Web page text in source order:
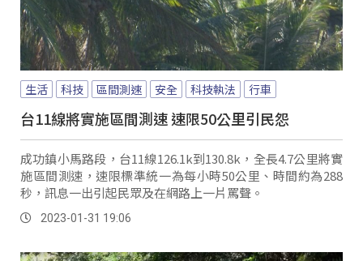
生活 科技 區間測速 安全 科技執法 行車
台11線將實施區間測速 速限50公里引民怨
成功鎮小馬路段，台11線126.1k到130.8k，全長4.7公里將實
施區間測速，速限標準統一為每小時50公里、時間約為288
秒，訊息一出引起民眾及在網路上一片罵聲。
2023-01-31 19:06